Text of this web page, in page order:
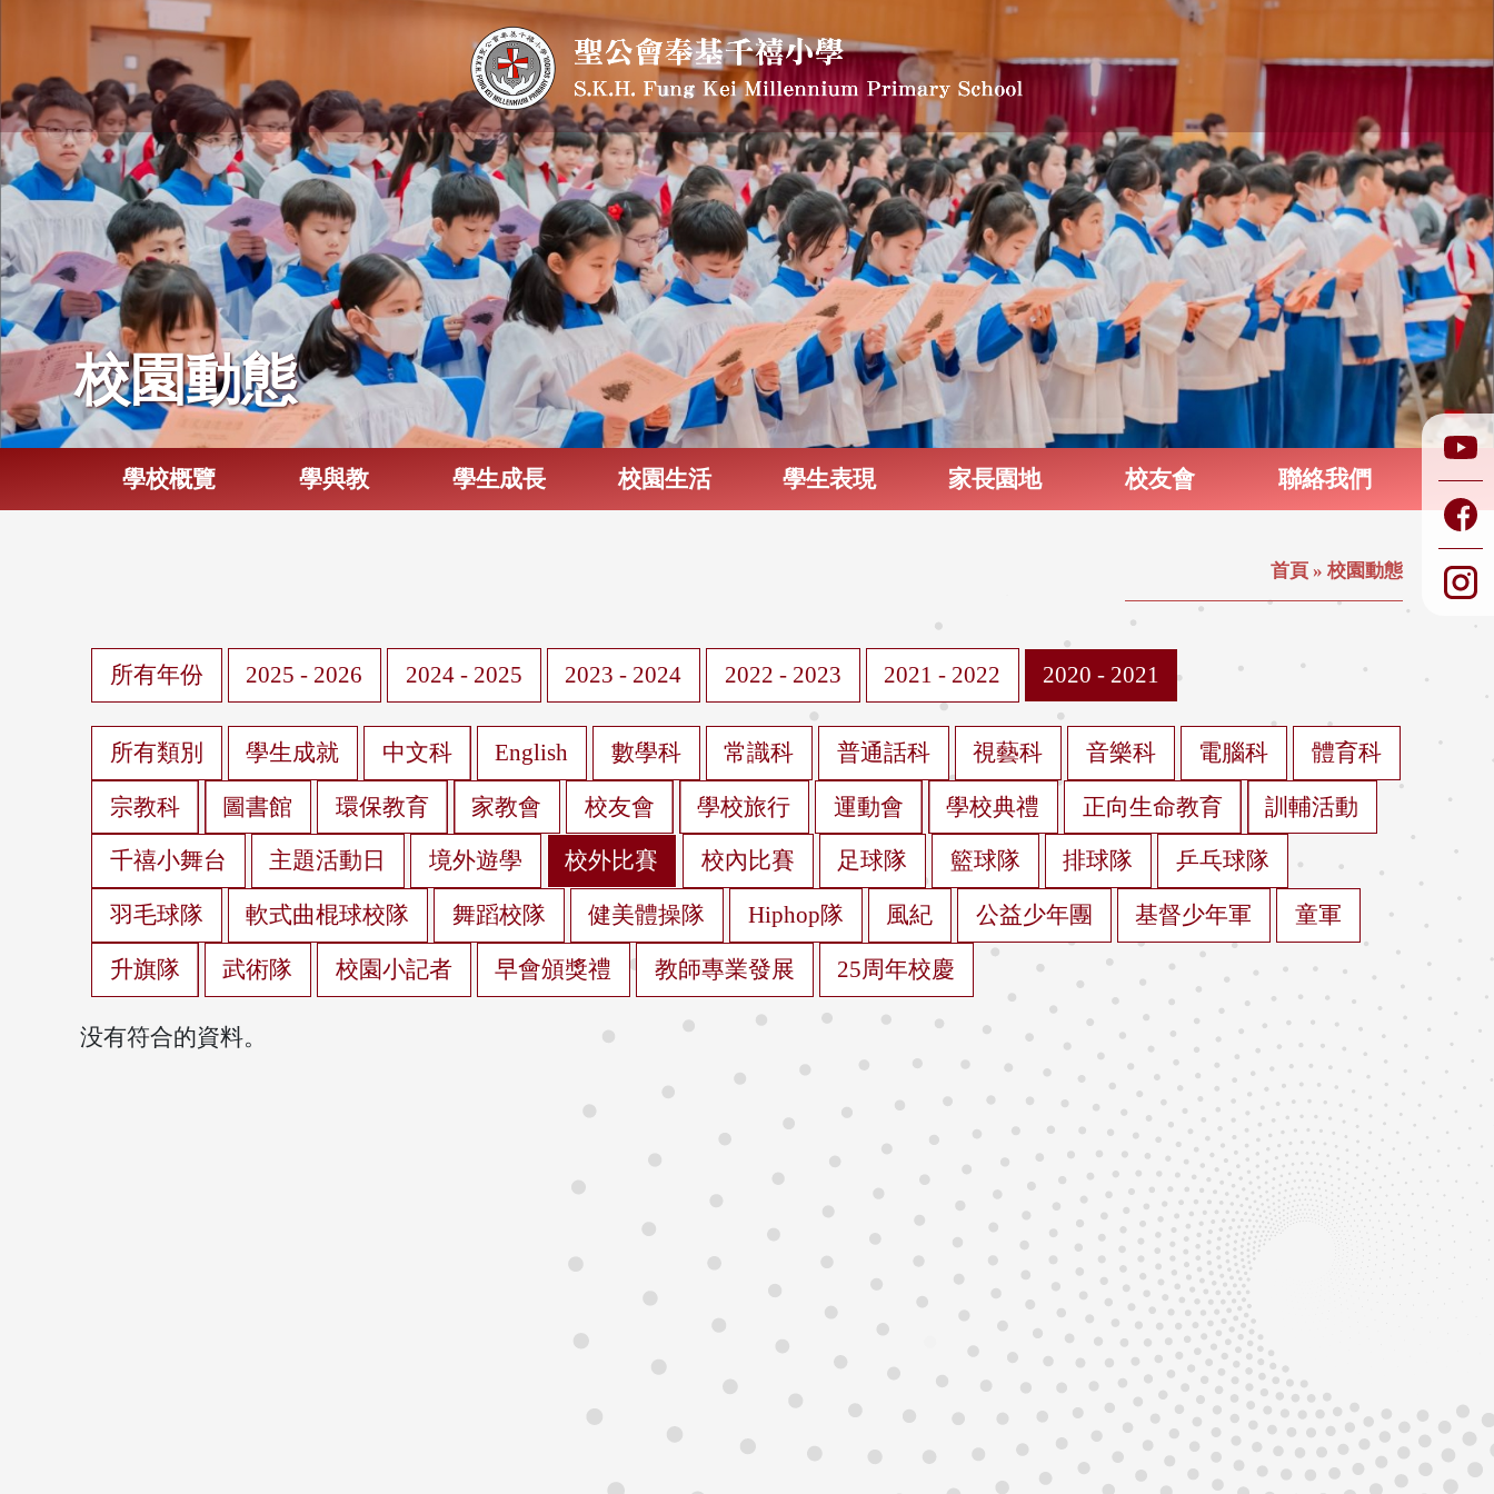
校園動態
學校概覽 學與教 學生成長 校園生活 學生表現 家長園地 校友會 聯絡我們
首頁 » 校園動態
所有年份 2025 - 2026 2024 - 2025 2023 - 2024 2022 - 2023 2021 - 2022 2020 - 2021
所有類別 學生成就 中文科 English 數學科 常識科 普通話科 視藝科 音樂科 電腦科 體育科
宗教科 圖書館 環保教育 家教會 校友會 學校旅行 運動會 學校典禮 正向生命教育 訓輔活動
千禧小舞台 主題活動日 境外遊學 校外比賽 校內比賽 足球隊 籃球隊 排球隊 乒乓球隊
羽毛球隊 軟式曲棍球校隊 舞蹈校隊 健美體操隊 Hiphop隊 風紀 公益少年團 基督少年軍 童軍
升旗隊 武術隊 校園小記者 早會頒獎禮 教師專業發展 25周年校慶
没有符合的資料。